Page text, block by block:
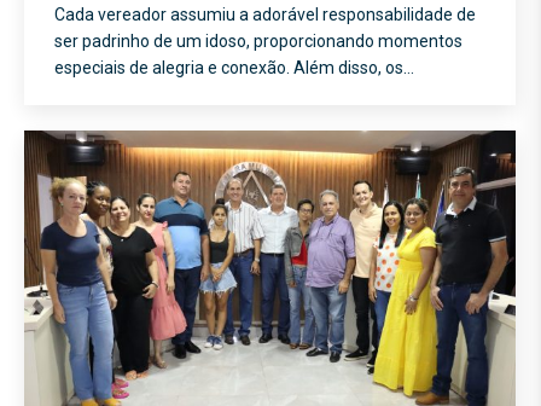
Cada vereador assumiu a adorável responsabilidade de
ser padrinho de um idoso, proporcionando momentos
especiais de alegria e conexão. Além disso, os…